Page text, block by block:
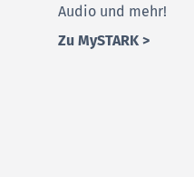
Audio und mehr!
Zu MySTARK >